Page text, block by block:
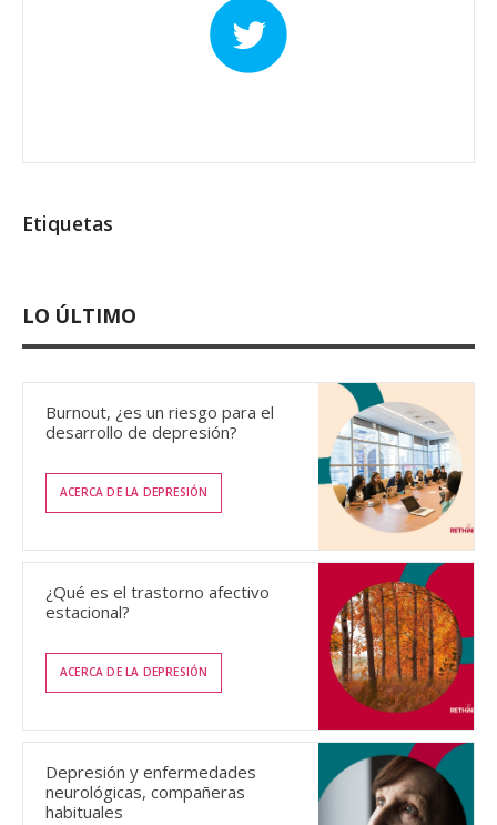
Etiquetas
LO ÚLTIMO
Burnout, ¿es un riesgo para el
desarrollo de depresión?
ACERCA DE LA DEPRESIÓN
¿Qué es el trastorno afectivo
estacional?
ACERCA DE LA DEPRESIÓN
Depresión y enfermedades
neurológicas, compañeras
habituales